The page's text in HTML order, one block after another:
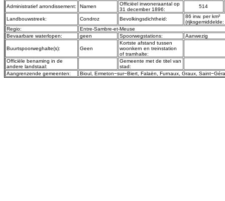
Administratief arrondissement:
Namen
Officiëel inwoneraantal op
31 december 1896:
514
Landbouwstreek: Condroz Bevolkingsdichtheid:
86 inw. per km²
Regio:
Entre-Sambre-et-Meuse
Bevaarbare waterlopen:
geen Spoorwegstations: Aanwezig
Buurtspoorweghalte(s): Geen
Kortste afstand tussen
woonkern en treinstation
of tramhalte:
Officiële benaming in de
andere landstaal:
Gemeente met de titel van
stad:
Aangrenzende gemeenten:
Bioul Ermeton−sur−Biert Falaën Furnaux Graux